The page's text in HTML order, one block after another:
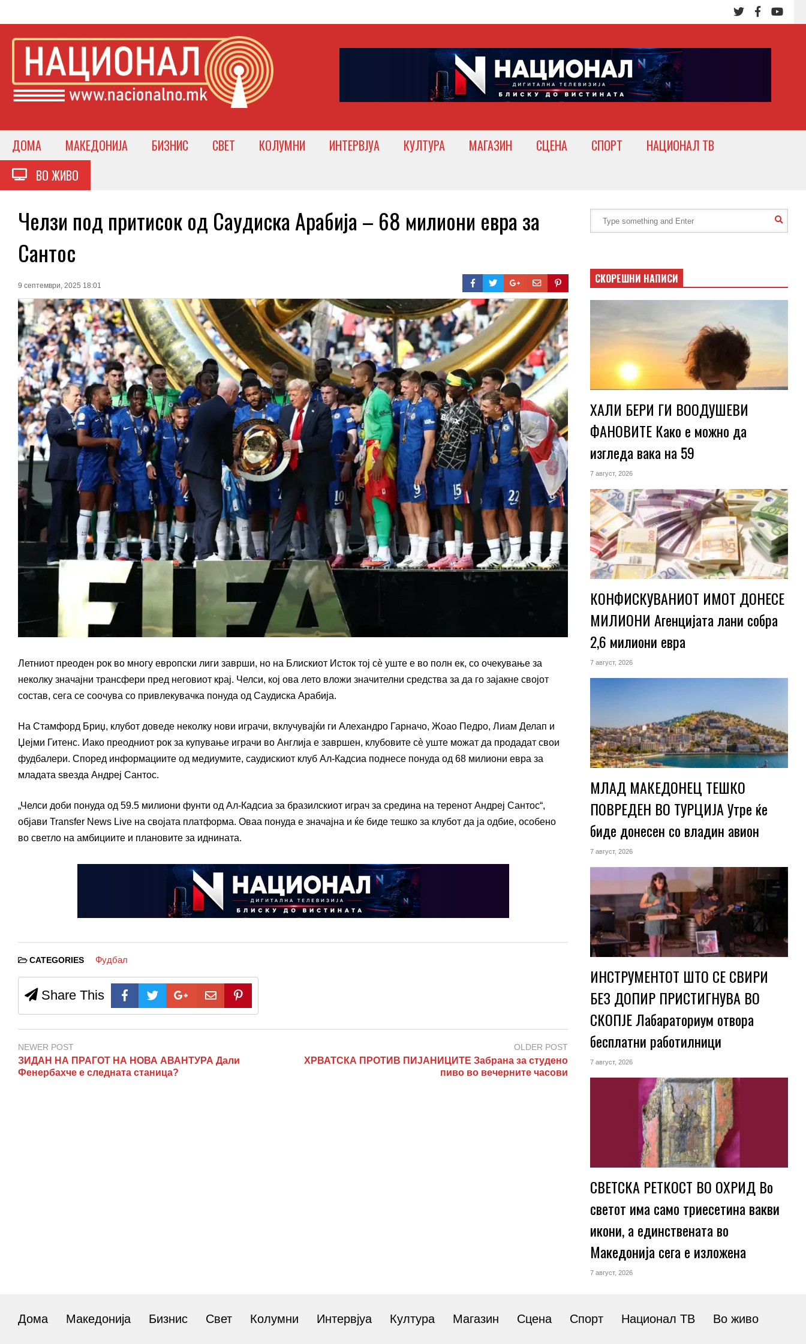
ДОМА МАКЕДОНИЈА БИЗНИС СВЕТ КОЛУМНИ ИНТЕРВЈУА КУЛТУРА МАГАЗИН СЦЕНА СПОРТ
НАЦИОНАЛ ТВ
ВО ЖИВО
Челзи под притисок од Саудиска Арабија – 68 милиони евра за
Сантос
9 септември, 2025 18:01
Летниот преоден рок во многу европски лиги заврши, но на Блискиот Исток тој сè уште е во полн ек, со очекување за
неколку значајни трансфери пред неговиот крај. Челси, кој ова лето вложи значителни средства за да го зајакне својот
состав, сега се соочува со привлекувачка понуда од Саудиска Арабија.
На Стамфорд Бриџ, клубот доведе неколку нови играчи, вклучувајќи ги Алехандро Гарначо, Жоао Педро, Лиам Делап и
Џејми Гитенс. Иако преодниот рок за купување играчи во Англија е завршен, клубовите сè уште можат да продадат свои
фудбалери. Според информациите од медиумите, саудискиот клуб Ал-Кадсиа поднесе понуда од 68 милиони евра за
младата ѕвезда Андреј Сантос.
„Челси доби понуда од 59.5 милиони фунти од Ал-Кадсиа за бразилскиот играч за средина на теренот Андреј Сантос“,
објави Transfer News Live на својата платформа. Оваа понуда е значајна и ќе биде тешко за клубот да ја одбие, особено
во светло на амбициите и плановите за иднината.
CATEGORIES Фудбал
Share This
NEWER POST
ЗИДАН НА ПРАГОТ НА НОВА АВАНТУРА Дали
Фенербахче е следната станица?
OLDER POST
ХРВАТСКА ПРОТИВ ПИЈАНИЦИТЕ Забрана за студено
пиво во вечерните часови
СКОРЕШНИ НАПИСИ
ХАЛИ БЕРИ ГИ ВООДУШЕВИ
ФАНОВИТЕ Како е можно да
изгледа вака на 59
7 август, 2026
КОНФИСКУВАНИОТ ИМОТ ДОНЕСЕ
МИЛИОНИ Агенцијата лани собра
2,6 милиони евра
7 август, 2026
МЛАД МАКЕДОНЕЦ ТЕШКО
ПОВРЕДЕН ВО ТУРЦИЈА Утре ќе
биде донесен со владин авион
7 август, 2026
ИНСТРУМЕНТОТ ШТО СЕ СВИРИ
БЕЗ ДОПИР ПРИСТИГНУВА ВО
СКОПЈЕ Лабараториум отвора
бесплатни работилници
7 август, 2026
СВЕТСКА РЕТКОСТ ВО ОХРИД Во
светот има само триесетина вакви
икони, а единствената во
Македонија сега е изложена
7 август, 2026
Дома Македонија Бизнис Свет Колумни Интервјуа Култура Магазин Сцена Спорт Национал ТВ Во живо